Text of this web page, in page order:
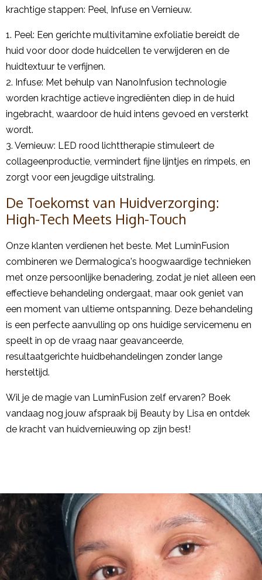
krachtige stappen: Peel, Infuse en Vernieuw.
1. Peel: Een gerichte multivitamine exfoliatie bereidt de
huid voor door dode huidcellen te verwijderen en de
huidtextuur te verfijnen.
2. Infuse: Met behulp van NanoInfusion technologie
worden krachtige actieve ingrediënten diep in de huid
ingebracht, waardoor de huid intens gevoed en versterkt
wordt.
3. Vernieuw: LED rood lichttherapie stimuleert de
collageenproductie, vermindert fijne lijntjes en rimpels, en
zorgt voor een jeugdige uitstraling.
De Toekomst van Huidverzorging:
High-Tech Meets High-Touch
Onze klanten verdienen het beste. Met LuminFusion
combineren we Dermalogica's hoogwaardige technieken
met onze persoonlijke benadering, zodat je niet alleen een
effectieve behandeling ondergaat, maar ook geniet van
een moment van ultieme ontspanning. Deze behandeling
is een perfecte aanvulling op ons huidige servicemenu en
speelt in op de vraag naar geavanceerde,
resultaatgerichte huidbehandelingen zonder lange
hersteltijd.
Wil je de magie van LuminFusion zelf ervaren? Boek
vandaag nog jouw afspraak bij Beauty by Lisa en ontdek
de kracht van huidvernieuwing op zijn best!